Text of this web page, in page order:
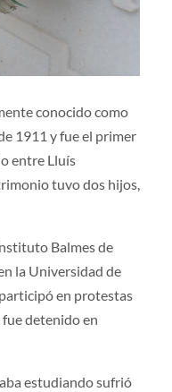
conocido como
1911 y fue el primer
entre Lluís
tuvo dos hijos,
Balmes de
la Universidad de
en protestas
detenido en
estudiando sufrió